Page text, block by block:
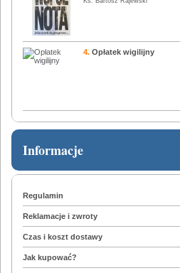
4. Opłatek wigilijny
Informacje
Regulamin
Reklamacje i zwroty
Czas i koszt dostawy
Jak kupować?